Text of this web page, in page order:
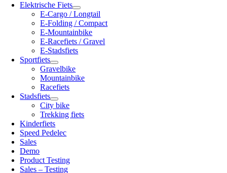
Elektrische Fiets
E-Cargo / Longtail
E-Folding / Compact
E-Mountainbike
E-Racefiets / Gravel
E-Stadsfiets
Sportfiets
Gravelbike
Mountainbike
Racefiets
Stadsfiets
City bike
Trekking fiets
Kinderfiets
Speed Pedelec
Sales
Demo
Product Testing
Sales – Testing